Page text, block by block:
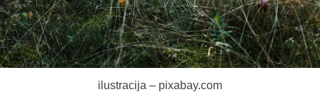
ilustracija – pixabay.com